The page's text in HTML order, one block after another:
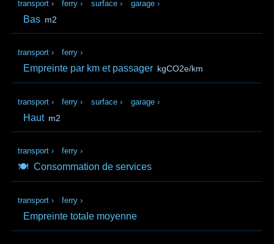
transport › ferry › surface › garage ›
Bas m2
transport › ferry ›
Empreinte par km et passager kgCO2e/km
transport › ferry › surface › garage ›
Haut m2
transport › ferry ›
🍽️ Consommation de services
transport › ferry ›
Empreinte totale moyenne